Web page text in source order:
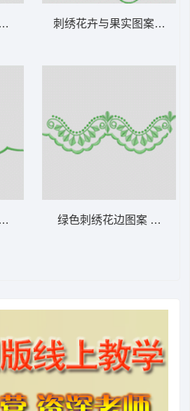
纺 窗帘 装饰
纺 窗帘 装饰
刺绣花卉与果实图案 家纺
绿色刺绣花边图案 家纺 窗